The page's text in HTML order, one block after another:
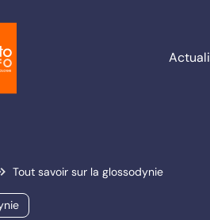
Tout savoir sur la glossodynie